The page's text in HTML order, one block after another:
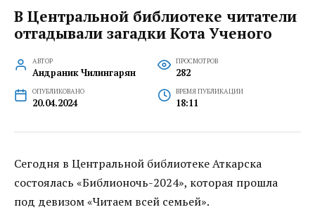
В Центральной библиотеке читатели
отгадывали загадки Кота Ученого
АВТОР
Андраник Чилингарян
ПРОСМОТРОВ
282
ОПУБЛИКОВАНО
20.04.2024
ВРЕМЯ ПУБЛИКАЦИИ
18:11
Сегодня в Центральной библиотеке Аткарска
состоялась «Библионочь-2024», которая прошла
под девизом «Читаем всей семьей».